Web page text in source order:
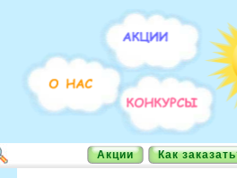
Акции Как